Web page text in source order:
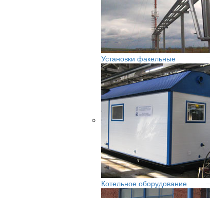
Установки факельные
Котельное оборудование